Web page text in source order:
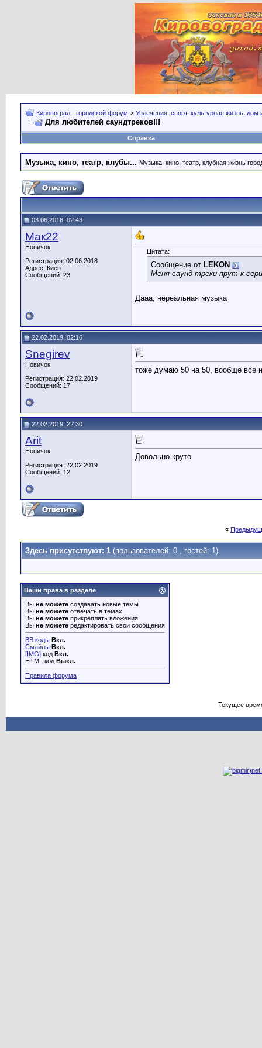
Кировоград - городской форум > Увлечения, спорт, культурная жизнь, дом
Для любителей саундтреков!!!
Справка
Музыка, кино, театр, клубы... Музыка, кино, театр, клубная жизнь
03.06.2018, 02:43
Мак22
Новичок
Регистрация: 02.06.2018
Адрес: Киев
Сообщений: 23
Цитата:
Сообщение от LEKON
Меня саунд треки прут к
Дааа, нереальная музыка
22.02.2019, 02:16
Snegirev
Новичок
Регистрация: 22.02.2019
Сообщений: 17
тоже думаю 50 на 50, вообще все
22.02.2019, 22:30
Arit
Новичок
Регистрация: 22.02.2019
Сообщений: 12
Довольно круто
«
Здесь присутствуют: 1 (пользователей: 0 , гостей: 1)
Ваши права в разделе
Вы не можете создавать новые темы
Вы не можете отвечать в темах
Вы не можете прикреплять вложения
Вы не можете редактировать свои сообщения
BB коды Вкл.
Смайлы Вкл.
[IMG] код Вкл.
HTML код Выкл.
Правила форума
Текущее